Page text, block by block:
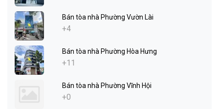
Bán tòa nhà Phường Vườn Lài
+4
Bán tòa nhà Phường Hòa Hưng
+11
Bán tòa nhà Phường Vĩnh Hội
+0